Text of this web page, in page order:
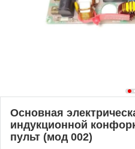
Основная
индукционной
пульт (мод 002)